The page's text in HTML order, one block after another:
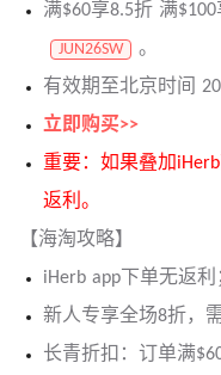
满$60享8.5折 满
JUN26SW
。
有效期至北京时间
立即购买>>
重要：如果叠加
返利。
【海淘攻略】
iHerb app下单无返利
新人专享全场8折，
长青折扣：订单满